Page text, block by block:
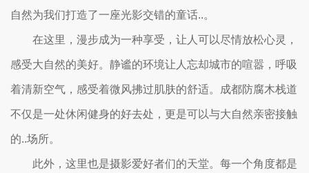
自然为我们打造了一座光影交错的童话..。
在这里，漫步成为一种享受，让人可以尽情放松心灵，
感受大自然的美好。静谧的环境让人忘却城市的喧嚣，呼吸
着清新空气，感受着微风拂过肌肤的舒适。成都防腐木栈道
不仅是一处休闲健身的好去处，更是可以与大自然亲密接触
的..场所。
此外，这里也是摄影爱好者们的天堂。每一个角度都是